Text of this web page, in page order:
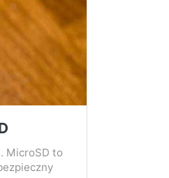
MicroSD to